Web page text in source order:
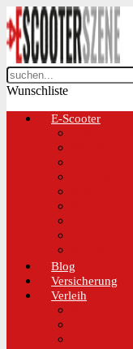
Wunschliste
E-Scooter
Blog
Versicherung
Verleih